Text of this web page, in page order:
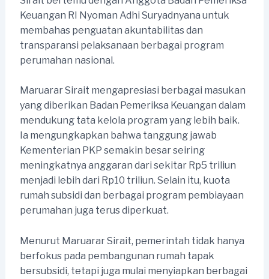
Keuangan RI Nyoman Adhi Suryadnyana untuk
membahas penguatan akuntabilitas dan
transparansi pelaksanaan berbagai program
perumahan nasional.
Maruarar Sirait mengapresiasi berbagai masukan
yang diberikan Badan Pemeriksa Keuangan dalam
mendukung tata kelola program yang lebih baik.
Ia mengungkapkan bahwa tanggung jawab
Kementerian PKP semakin besar seiring
meningkatnya anggaran dari sekitar Rp5 triliun
menjadi lebih dari Rp10 triliun. Selain itu, kuota
rumah subsidi dan berbagai program pembiayaan
perumahan juga terus diperkuat.
Menurut Maruarar Sirait, pemerintah tidak hanya
berfokus pada pembangunan rumah tapak
bersubsidi, tetapi juga mulai menyiapkan berbagai